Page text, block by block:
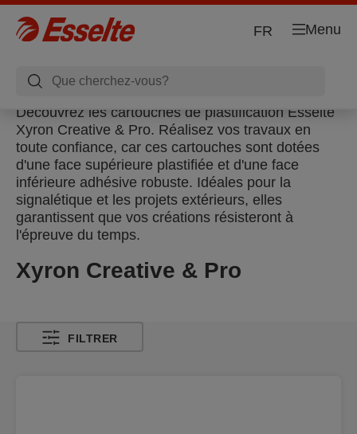
Menu
FR
Découvrez les cartouches de plastification Esselte
Xyron Creative & Pro. Réalisez vos travaux en
toute confiance, car ces cartouches sont dotées
d'une face supérieure plastifiée et d'une face
inférieure adhésive robuste. Idéales pour la
signalétique et les projets extérieurs, elles
garantissent que vos créations résisteront à
l'épreuve du temps.
Xyron Creative & Pro
FILTRER